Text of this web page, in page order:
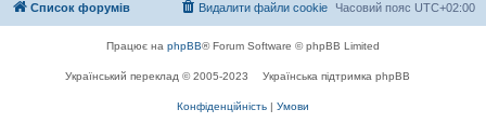
Список форумів Часовий пояс UTC+02:00
Видалити файли cookie
Працює на phpBB® Forum Software © phpBB Limited
Український переклад © 2005-2023 Українська підтримка phpBB
Конфіденційність | Умови